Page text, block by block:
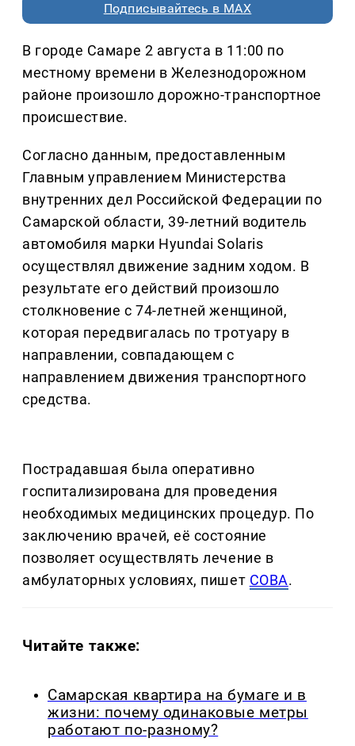
Подписывайтесь в MAX
В городе Самаре 2 августа в 11:00 по
местному времени в Железнодорожном
районе произошло дорожно-транспортное
происшествие.
Согласно данным, предоставленным
Главным управлением Министерства
внутренних дел Российской Федерации по
Самарской области, 39-летний водитель
автомобиля марки Hyundai Solaris
осуществлял движение задним ходом. В
результате его действий произошло
столкновение с 74-летней женщиной,
которая передвигалась по тротуару в
направлении, совпадающем с
направлением движения транспортного
средства.
Пострадавшая была оперативно
госпитализирована для проведения
необходимых медицинских процедур. По
заключению врачей, её состояние
позволяет осуществлять лечение в
амбулаторных условиях, пишет СОВА.
Читайте также:
Самарская квартира на бумаге и в
жизни: почему одинаковые метры
работают по-разному?